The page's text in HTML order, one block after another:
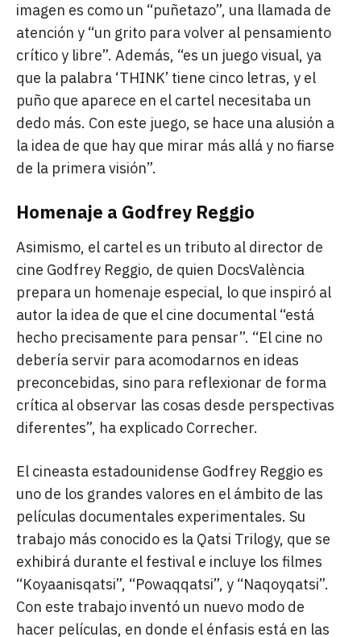
imagen es como un “puñetazo”, una llamada de
atención y “un grito para volver al pensamiento
crítico y libre”. Además, “es un juego visual, ya
que la palabra ‘THINK’ tiene cinco letras, y el
puño que aparece en el cartel necesitaba un
dedo más. Con este juego, se hace una alusión a
la idea de que hay que mirar más allá y no fiarse
de la primera visión”.
Homenaje a Godfrey Reggio
Asimismo, el cartel es un tributo al director de
cine Godfrey Reggio, de quien DocsValència
prepara un homenaje especial, lo que inspiró al
autor la idea de que el cine documental “está
hecho precisamente para pensar”. “El cine no
debería servir para acomodarnos en ideas
preconcebidas, sino para reflexionar de forma
crítica al observar las cosas desde perspectivas
diferentes”, ha explicado Correcher.
El cineasta estadounidense Godfrey Reggio es
uno de los grandes valores en el ámbito de las
películas documentales experimentales. Su
trabajo más conocido es la Qatsi Trilogy, que se
exhibirá durante el festival e incluye los filmes
“Koyaanisqatsi”, “Powaqqatsi”, y “Naqoyqatsi”.
Con este trabajo inventó un nuevo modo de
hacer películas, en donde el énfasis está en las